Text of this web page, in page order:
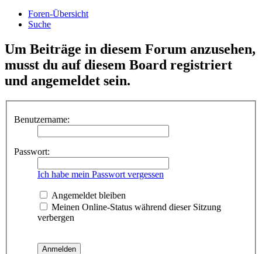
Foren-Übersicht
Suche
Um Beiträge in diesem Forum anzusehen,
musst du auf diesem Board registriert
und angemeldet sein.
Benutzername:
Passwort:
Ich habe mein Passwort vergessen
Angemeldet bleiben
Meinen Online-Status während dieser Sitzung
verbergen